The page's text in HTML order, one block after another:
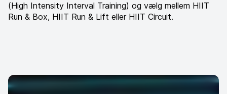
(High Intensity Interval Training) og vælg mellem HIIT
Run & Box, HIIT Run & Lift eller HIIT Circuit.